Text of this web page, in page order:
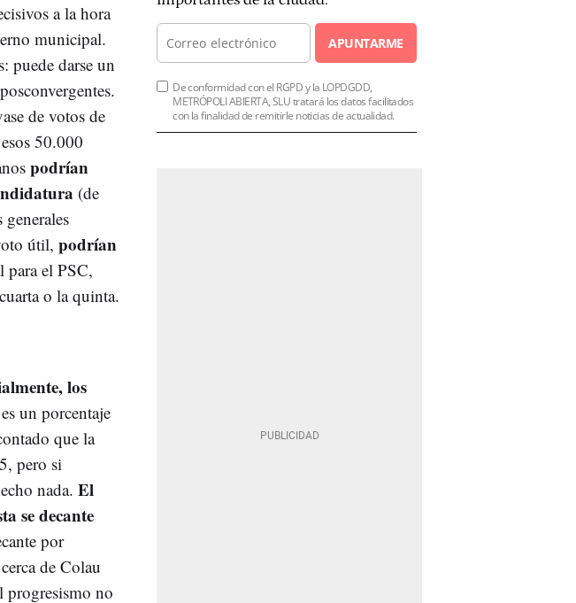
a la hora
municipal.
puede darse un
de votos de
50.000
podrían
(de
útil, podrían
para el PSC,
o la quinta.
los
un porcentaje
que la
pero si
nada. El
se decante
por
de Colau
progresismo no
APUNTARME
De conformidad con el RGPD y la LOPDGDD,
METRÓPOLI ABIERTA, SLU tratará los datos facilitados
con la finalidad de remitirle noticias de actualidad.